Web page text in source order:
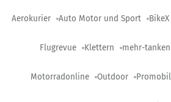
Aerokurier Auto Motor und Sport BikeX
Flugrevue Klettern mehr-tanken
Motorradonline Outdoor Promobil